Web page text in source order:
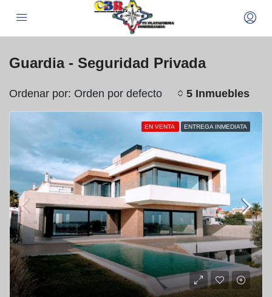
Guardia - Seguridad Privada
5 Inmuebles
Ordenar por: Orden por defecto
EN VENTA ENTREGA INMEDIATA